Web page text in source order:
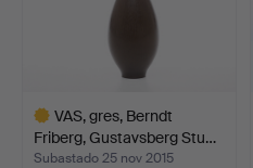
VAS, gres, Berndt
Friberg, Gustavsberg Stu…
Subastado 25 nov 2015